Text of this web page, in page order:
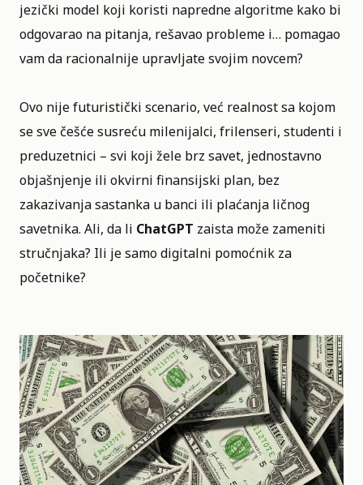
jezički model koji koristi napredne algoritme kako bi
odgovarao na pitanja, rešavao probleme i… pomagao
vam da racionalnije upravljate svojim novcem?
Ovo nije futuristički scenario, već realnost sa kojom
se sve češće susreću milenijalci, frilenseri, studenti i
preduzetnici – svi koji žele brz savet, jednostavno
objašnjenje ili okvirni finansijski plan, bez
zakazivanja sastanka u banci ili plaćanja ličnog
savetnika. Ali, da li ChatGPT zaista može zameniti
stručnjaka? Ili je samo digitalni pomoćnik za
početnike?